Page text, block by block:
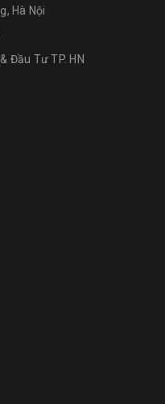
Hà Nội
Đầu Tư TP. HN